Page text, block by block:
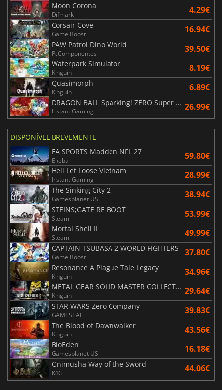
Moon Corona
Difmark 4.29€
Corsair Cove
Game Boost 16.94€
PAW Patrol Dino World
PcComponentes 39.50€
Waterpark Simulator
Kinguin 8.19€
Quasimorph
Kinguin 6.89€
DRAGON BALL Sparking! ZERO Super Limit Breaking NEO
Instant Gaming 26.99€
DISPONÍVEL BREVEMENTE
EA SPORTS Madden NFL 27
Eneba 59.80€
Hell Let Loose Vietnam
Instant Gaming 28.99€
The Sinking City 2
Gamesplanet US 38.94€
STEINS;GATE RE BOOT
Steam 53.99€
Mortal Shell II
Steam 49.99€
CAPTAIN TSUBASA 2 WORLD FIGHTERS
Game Boost 37.80€
Resonance A Plague Tale Legacy
Kinguin 34.96€
METAL GEAR SOLID MASTER COLLECTION Vol.2
Kinguin 29.64€
STAR WARS Zero Company
GAMESEAL 39.83€
The Blood of Dawnwalker
Kinguin 43.56€
BioEden
Gamesplanet US 16.18€
Onimusha Way of the Sword
K4G 44.06€